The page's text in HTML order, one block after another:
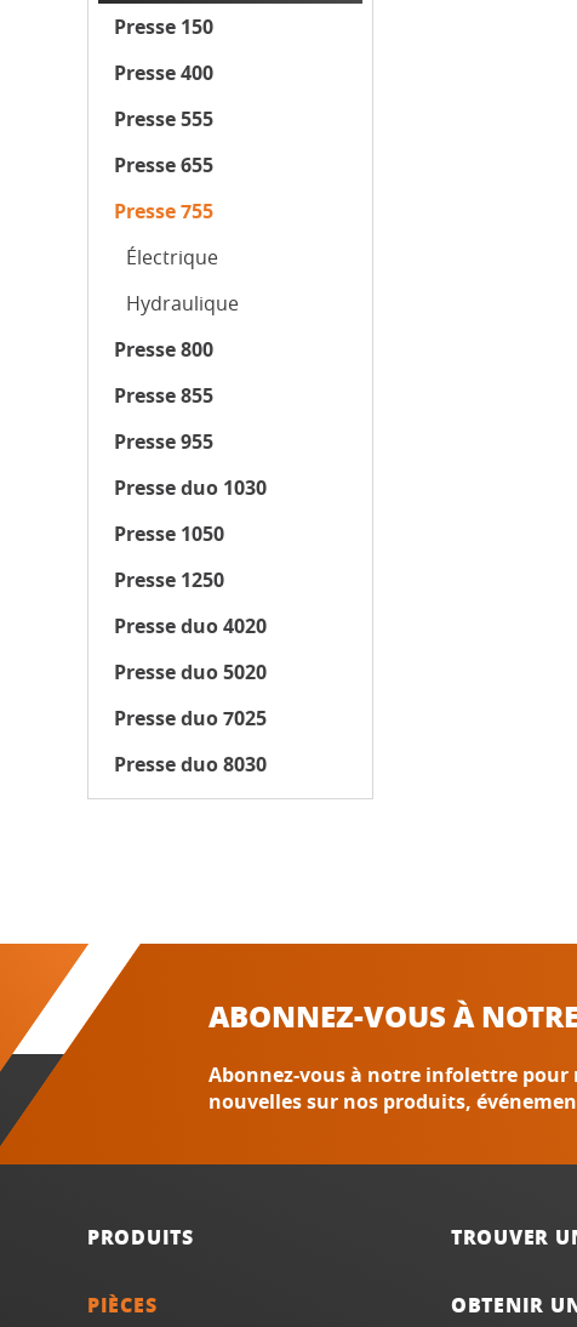
Presse 150
Presse 400
Presse 555
Presse 655
Presse 755
Électrique
Hydraulique
Presse 800
Presse 855
Presse 955
Presse duo 1030
Presse 1050
Presse 1250
Presse duo 4020
Presse duo 5020
Presse duo 7025
Presse duo 8030
ABONNEZ-VOUS À
Abonnez-vous à notre infolettre pour
nouvelles sur nos produits,
PRODUITS
PIÈCES
TROUVER
OBTENIR